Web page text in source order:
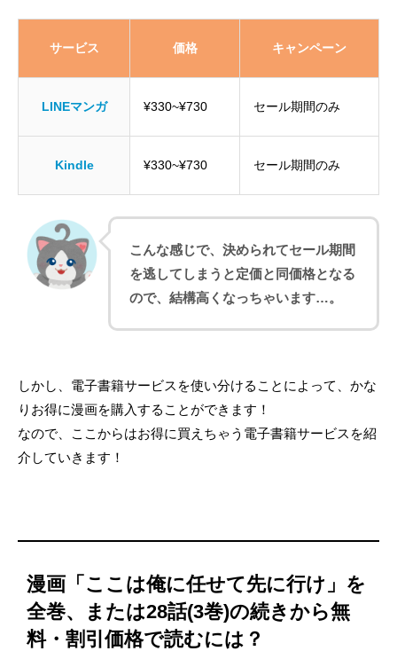
サービス 価格 キャンペーン
LINEマンガ ¥330~¥730 セール期間のみ
Kindle ¥330~¥730 セール期間のみ
こんな感じで、決められてセール期間
を逃してしまうと定価と同価格となる
ので、結構高くなっちゃいます…。
しかし、電子書籍サービスを使い分けることによって、かな
りお得に漫画を購入することができます！
なので、ここからはお得に買えちゃう電子書籍サービスを紹
介していきます！
漫画「ここは俺に任せて先に行け」を
全巻、または28話(3巻)の続きから無
料・割引価格で読むには？